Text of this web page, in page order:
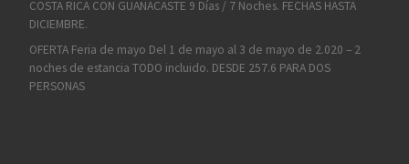
COSTA RICA CON GUANACASTE 9 Días / 7 Noches. FECHAS HASTA
DICIEMBRE.
OFERTA Feria de mayo Del 1 de mayo al 3 de mayo de 2.020 – 2
noches de estancia TODO incluido. DESDE 257.6 PARA DOS
PERSONAS